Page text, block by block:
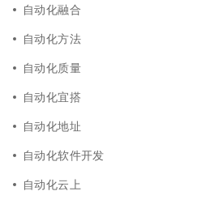
自动化融合
自动化方法
自动化质量
自动化宜搭
自动化地址
自动化软件开发
自动化云上